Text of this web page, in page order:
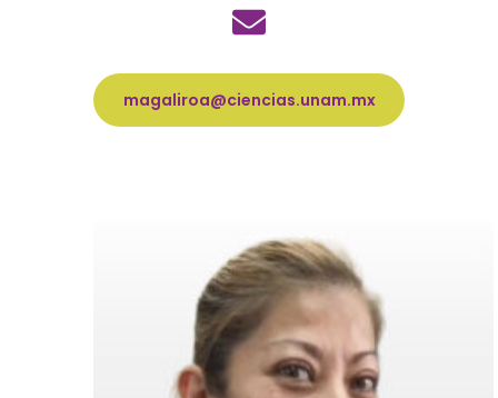
magaliroa@ciencias.unam.mx